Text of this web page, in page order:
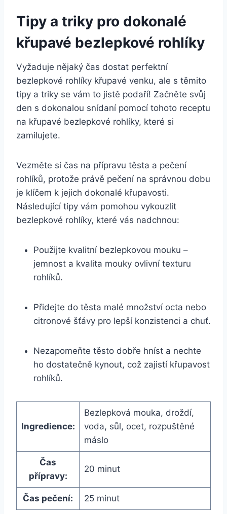
Tipy a triky pro dokonalé
křupavé bezlepkové rohlíky
Vyžaduje nějaký čas dostat perfektní
bezlepkové rohlíky křupavé venku, ale s těmito
tipy a triky se vám to jistě podaří! Začněte svůj
den s dokonalou snídaní pomocí tohoto receptu
na křupavé bezlepkové rohlíky, které si
zamilujete.
Vezměte si čas na přípravu těsta a pečení
rohlíků, protože právě pečení na správnou dobu
je klíčem k jejich dokonalé křupavosti.
Následující tipy vám pomohou vykouzlit
bezlepkové rohlíky, které vás nadchnou:
Použijte kvalitní bezlepkovou mouku –
jemnost a kvalita mouky ovlivní texturu
rohlíků.
Přidejte do těsta malé množství octa nebo
citronové šťávy pro lepší konzistenci a chuť.
Nezapomeňte těsto dobře hníst a nechte
ho dostatečně kynout, což zajistí křupavost
rohlíků.
Ingredience:
Bezlepková mouka, droždí,
voda, sůl, ocet, rozpuštěné
máslo
Čas
přípravy:
20 minut
Čas pečení: 25 minut